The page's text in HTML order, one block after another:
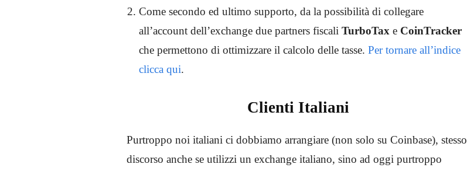
Come secondo ed ultimo supporto, da la possibilità di collegare
all’account dell’exchange due partners fiscali TurboTax e CoinTracker
che permettono di ottimizzare il calcolo delle tasse. Per tornare all’indice
clicca qui.
Clienti Italiani
Purtroppo noi italiani ci dobbiamo arrangiare (non solo su Coinbase), stesso
discorso anche se utilizzi un exchange italiano, sino ad oggi purtroppo